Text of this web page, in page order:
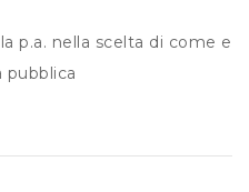
p.a. nella scelta di come e
pubblica